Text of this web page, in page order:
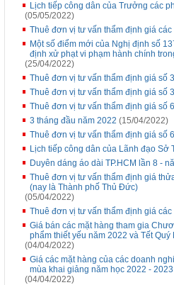
Lịch tiếp công dân của Trưởng các
(05/05/2022)
Thuê đơn vị tư vấn thẩm định giá
Một số điểm mới của Nghị định số
định xử phạt vi phạm hành chính
(25/04/2022)
Thuê đơn vị tư vấn thẩm định giá số
Thuê đơn vị tư vấn thẩm định giá số
Thuê đơn vị tư vấn thẩm định giá số
3 tháng đầu năm 2022 (15/04/2022)
Thuê đơn vị tư vấn thẩm định giá số
Lịch tiếp công dân của Lãnh đạo Sở
Duyên dáng áo dài TP.HCM lần 8 -
Thuê đơn vị tư vấn thẩm định giá
(nay là Thành phố Thủ Đức)
(05/04/2022)
Thuê đơn vị tư vấn thẩm định giá
Giá bán các mặt hàng tham gia
phẩm thiết yếu năm 2022 và Tết
(04/04/2022)
Giá các mặt hàng của các doanh
mùa khai giảng năm học 2022 -
(04/04/2022)